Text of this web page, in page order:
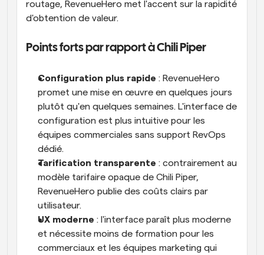
routage, RevenueHero met l'accent sur la rapidité
d'obtention de valeur.
Points forts par rapport à Chili Piper
Configuration plus rapide : RevenueHero
promet une mise en œuvre en quelques jours
plutôt qu'en quelques semaines. L'interface de
configuration est plus intuitive pour les
équipes commerciales sans support RevOps
dédié.
Tarification transparente : contrairement au
modèle tarifaire opaque de Chili Piper,
RevenueHero publie des coûts clairs par
utilisateur.
UX moderne : l'interface paraît plus moderne
et nécessite moins de formation pour les
commerciaux et les équipes marketing qui